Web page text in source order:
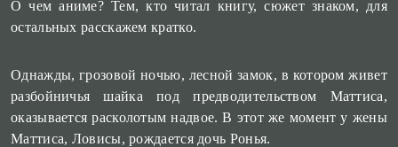
О чем аниме? Тем, кто читал книгу, сюжет знаком, для
остальных расскажем кратко.
Однажды, грозовой ночью, лесной замок, в котором живет
разбойничья шайка под предводительством Маттиса,
оказывается расколотым надвое. В этот же момент у жены
Маттиса, Ловисы, рождается дочь Ронья.